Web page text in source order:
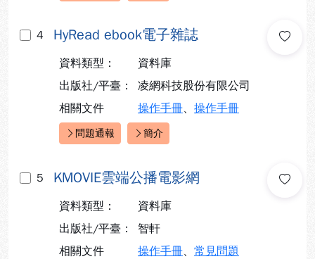
4 HyRead ebook電子雜誌
資料類型：
資料庫
出版社/平臺：
凌網科技股份有限公司
相關文件
操作手冊、 操作手冊
快速連結：
問題通報 簡介
5 KMOVIE雲端公播電影網
資料類型：
資料庫
出版社/平臺：
智軒
相關文件
操作手冊、 常見問題